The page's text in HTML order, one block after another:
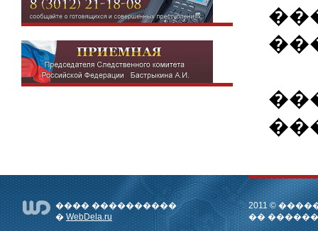
���� ����������
�WebDela.ru
2011 ©
��